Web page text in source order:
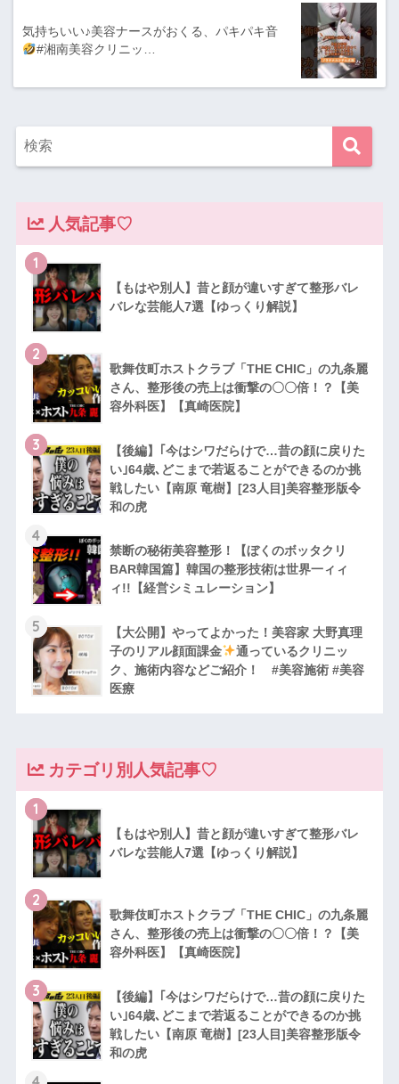
気持ちいい♪美容ナースがおくる、パキパキ音
#湘南美容クリニッ…
人気記事♡
1
【もはや別人】昔と顔が違いすぎて整形バレ
バレな芸能人7選【ゆっくり解説】
2
歌舞伎町ホストクラブ「THE CHIC」の九条麗
さん、整形後の売上は衝撃の〇〇倍！？【美
容外科医】【真崎医院】
3
【後編】｢今はシワだらけで…昔の顔に戻りた
い｣64歳､どこまで若返ることができるのか挑
戦したい【南原 竜樹】[23人目]美容整形版令
和の虎
4
禁断の秘術美容整形！【ぼくのボッタクリ
BAR韓国篇】韓国の整形技術は世界一ィィ
ィ!!【経営シミュレーション】
5
【大公開】やってよかった！美容家 大野真理
子のリアル顔面課金
通っているクリニッ
ク、施術内容などご紹介！ #美容施術 #美容
医療
カテゴリ別人気記事♡
1
【もはや別人】昔と顔が違いすぎて整形バレ
バレな芸能人7選【ゆっくり解説】
2
歌舞伎町ホストクラブ「THE CHIC」の九条麗
さん、整形後の売上は衝撃の〇〇倍！？【美
容外科医】【真崎医院】
3
【後編】｢今はシワだらけで…昔の顔に戻りた
い｣64歳､どこまで若返ることができるのか挑
戦したい【南原 竜樹】[23人目]美容整形版令
和の虎